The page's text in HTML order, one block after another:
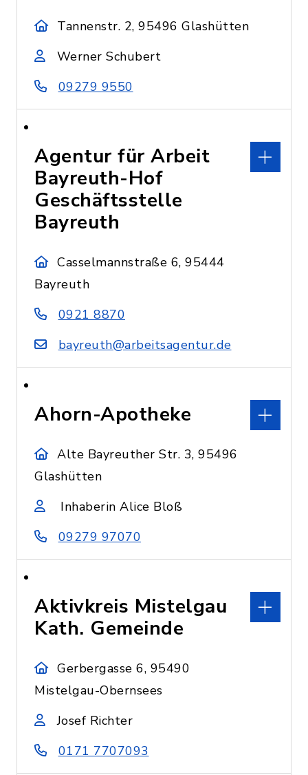
Tannenstr. 2, 95496 Glashütten
Werner Schubert
09279 9550
Agentur für Arbeit
Bayreuth-Hof
Geschäftsstelle
Bayreuth
Casselmannstraße 6, 95444
Bayreuth
0921 8870
bayreuth@arbeitsagentur.de
Ahorn-Apotheke
Alte Bayreuther Str. 3, 95496
Glashütten
Inhaberin Alice Bloß
09279 97070
Aktivkreis Mistelgau
Kath. Gemeinde
Gerbergasse 6, 95490
Mistelgau-Obernsees
Josef Richter
0171 7707093